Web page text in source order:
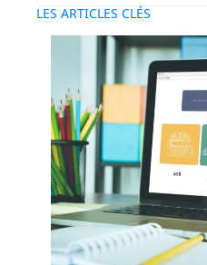
LES ARTICLES CLÉS